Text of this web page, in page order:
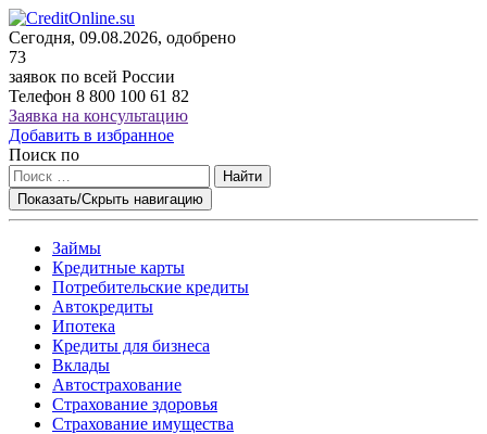
Сегодня, 09.08.2026, одобрено
73
заявок по всей России
Телефон 8 800 100 61 82
Заявка на консультацию
Добавить в избранное
Поиск по
Найти
Показать/Скрыть навигацию
Займы
Кредитные карты
Потребительские кредиты
Автокредиты
Ипотека
Кредиты для бизнеса
Вклады
Автострахование
Страхование здоровья
Страхование имущества